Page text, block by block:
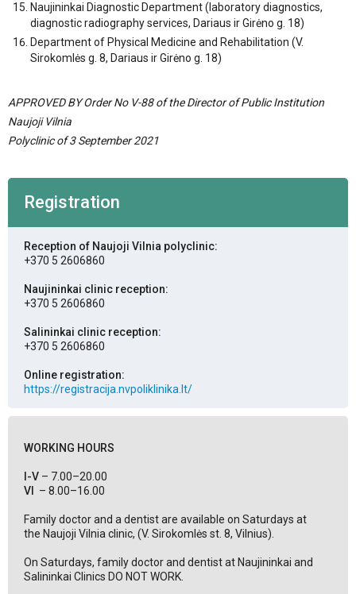
Naujininkai Diagnostic Department (laboratory diagnostics,
diagnostic radiography services, Dariaus ir Girėno g. 18)
Department of Physical Medicine and Rehabilitation (V.
Sirokomlės g. 8, Dariaus ir Girėno g. 18)
APPROVED BY Order No V-88 of the Director of Public Institution
Naujoji Vilnia
Polyclinic of 3 September 2021
Registration
Reception of Naujoji Vilnia polyclinic:
+370 5 2606860
Naujininkai clinic reception:
+370 5 2606860
Salininkai clinic reception:
+370 5 2606860
Online registration:
https://registracija.nvpoliklinika.lt/
WORKING HOURS
I-V – 7.00–20.00
VI
– 8.00–16.00
Family doctor and a dentist are available on Saturdays at
the Naujoji Vilnia clinic, (V. Sirokomlės st. 8, Vilnius).
On Saturdays, family doctor and dentist at Naujininkai and
Salininkai Clinics DO NOT WORK.